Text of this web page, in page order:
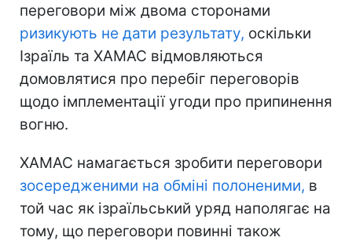
переговори між двома сторонами
ризикують не дати результату, оскільки
Ізраїль та ХАМАС відмовляються
домовлятися про перебіг переговорів
щодо імплементації угоди про припинення
вогню.
ХАМАС намагається зробити переговори
зосередженими на обміні полоненими, в
той час як ізраїльський уряд наполягає на
тому, що переговори повинні також